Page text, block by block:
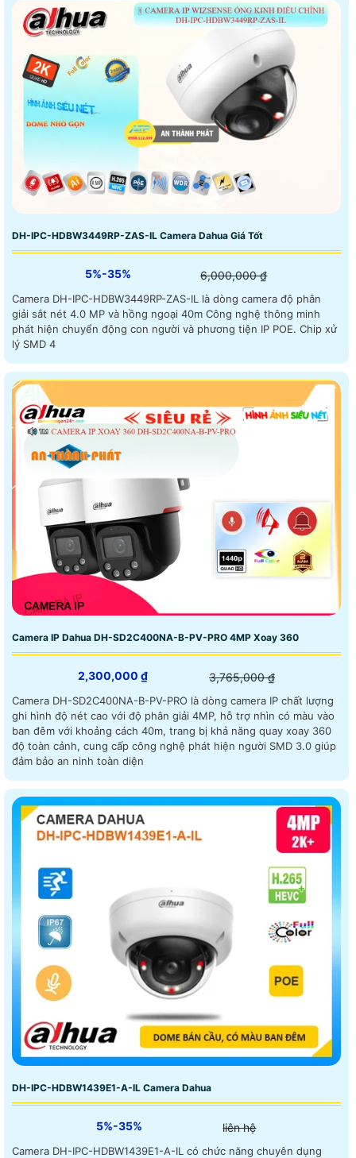
DH-IPC-HDBW3449RP-ZAS-IL Camera Dahua Giá Tốt
5%-35% 6,000,000 ₫
Camera DH-IPC-HDBW3449RP-ZAS-IL là dòng camera độ phân
giải sắt nét 4.0 MP và hồng ngoại 40m Công nghệ thông minh
phát hiện chuyển động con người và phương tiện IP POE. Chip xử
lý SMD 4
Camera IP Dahua DH-SD2C400NA-B-PV-PRO 4MP Xoay 360
2,300,000 ₫ 3,765,000 ₫
Camera DH-SD2C400NA-B-PV-PRO là dòng camera IP chất lượng
ghi hình độ nét cao với độ phân giải 4MP, hỗ trợ nhìn có màu vào
ban đêm với khoảng cách 40m, trang bị khả năng quay xoay 360
độ toàn cảnh, cung cấp công nghệ phát hiện người SMD 3.0 giúp
đảm bảo an ninh toàn diện
DH-IPC-HDBW1439E1-A-IL Camera Dahua
5%-35% liên hệ
Camera DH-IPC-HDBW1439E1-A-IL có chức năng chuyên dụng